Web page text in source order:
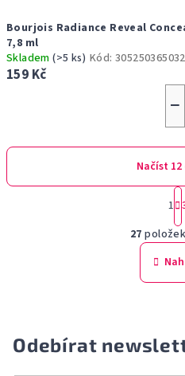
Bourjois Radiance Reveal
7,8 ml
Skladem(>5 ks) Kód:
159 Kč
−
O
v
l
á
í
Načíst
t
r
á
n
k
í
1
27
Odebírat